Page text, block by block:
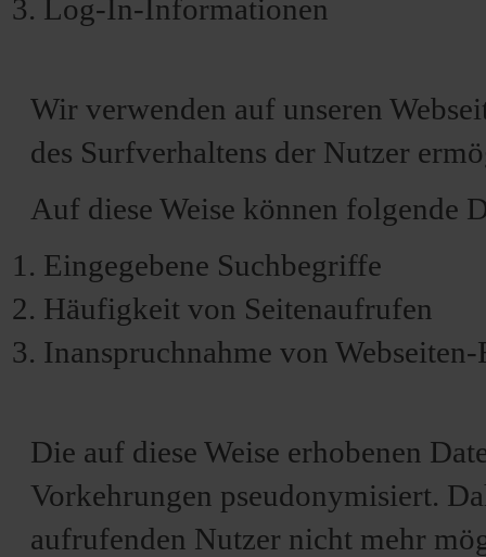
Log-In-Informationen
Wir verwenden auf unseren
des Surfverhaltens der Nutzer
Auf diese Weise können folgende
Eingegebene Suchbegriffe
Häufigkeit von Seitenaufrufen
Inanspruchnahme von
Die auf diese Weise erhobenen
Vorkehrungen pseudonymisiert.
aufrufenden Nutzer nicht mehr